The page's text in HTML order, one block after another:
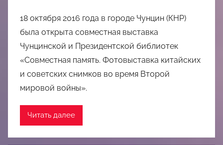
18 октября 2016 года в городе Чунцин (КНР)
была открыта совместная выставка
Чунцинской и Президентской библиотек
«Совместная память. Фотовыставка китайских
и советских снимков во время Второй
мировой войны».
Читать далее